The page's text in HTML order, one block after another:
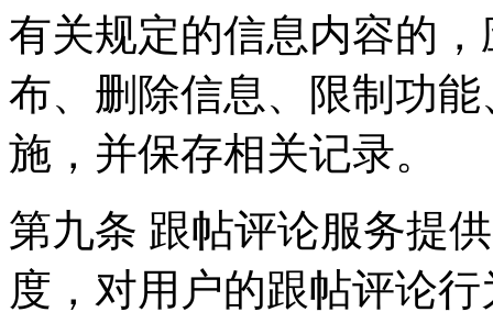
有关规定的信息内容的
布、删除信息、限制功
施，并保存相关记录。
第九条 跟帖评论服务提
度，对用户的跟帖评论